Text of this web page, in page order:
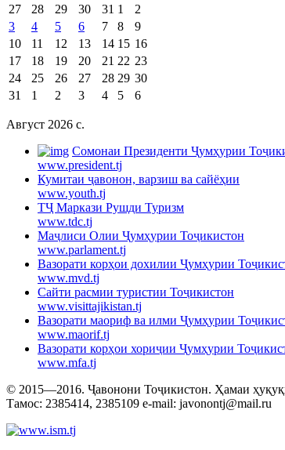
27
28 29 30 31 1
2
3
4 5 6 7 8
9
10
11 12 13 14 15 16
17
18 19 20 21 22 23
24
25 26 27 28 29 30
31
1 2 3 4 5 6
Август 2026 c.
Cомонаи Президенти Ҷумҳурии
www.president.tj
Кумитаи ҷавонон, варзиш ва сайёҳии
www.youth.tj
ТҶ Маркази Рушди Туризм
www.tdc.tj
Маҷлиси Олии Ҷумҳурии Тоҷикистон
www.parlament.tj
Вазорати корҳои дохилии Ҷумҳурии
www.mvd.tj
Сайти расмии туристии Тоҷикистон
www.visittajikistan.tj
Вазорати маориф ва илми Ҷумҳурии
www.maorif.tj
Вазорати корҳои хориҷии Ҷумҳурии
www.mfa.tj
© 2015—2016. Ҷавонони Тоҷикистон. Ҳамаи
Тамос: 2385414, 2385109 e-mail: javonontj@mail.ru